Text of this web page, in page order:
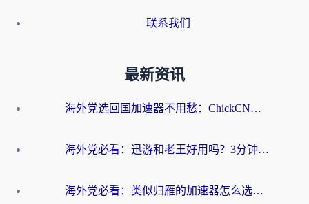
联系我们
最新资讯
海外党选回国加速器不用愁：ChickCN和洞见哪个好？一篇搞定所有疑问
海外党必看：迅游和老王好用吗？3分钟选对加速国内网络的加速器
海外党必看：类似归雁的加速器怎么选？一篇搞定无缝访问国内资源